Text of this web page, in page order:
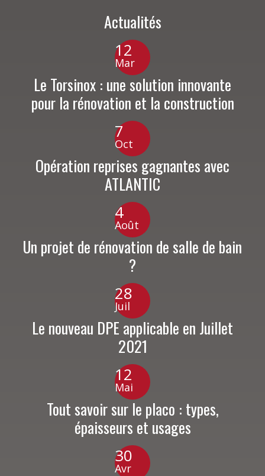
Actualités
12
Mar
Le Torsinox : une solution innovante
pour la rénovation et la construction
7
Oct
Opération reprises gagnantes avec
ATLANTIC
4
Août
Un projet de rénovation de salle de bain
?
28
Juil
Le nouveau DPE applicable en Juillet
2021
12
Mai
Tout savoir sur le placo : types,
épaisseurs et usages
30
Avr